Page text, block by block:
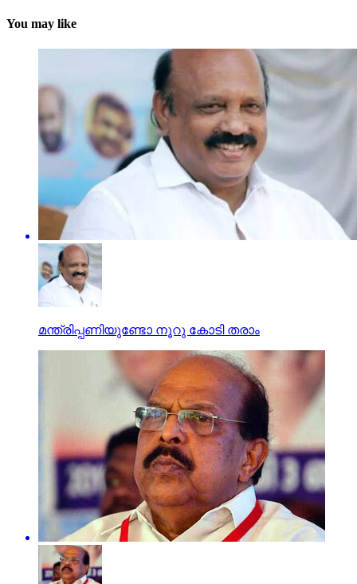
You may like
മന്ത്രിപ്പണിയുണ്ടോ നൂറു കോടി തരാം